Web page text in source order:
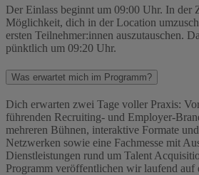
Der Einlass beginnt um 09:00 Uhr. In der
Möglichkeit, dich in der Location
ersten Teilnehmer:innen auszutauschen.
pünktlich um 09:20 Uhr.
Was erwartet mich im Programm?
Dich erwarten zwei Tage voller Praxis:
führenden Recruiting- und Employer-
mehreren Bühnen, interaktive Formate
Netzwerken sowie eine Fachmesse mit
Dienstleistungen rund um Talent
Programm veröffentlichen wir laufend auf